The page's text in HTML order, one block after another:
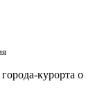
курорта о